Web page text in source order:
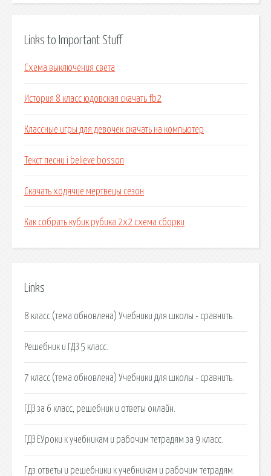
Links to Important Stuff
Схема выключения света
История 8 класс юдовская скачать fb2
Классные игры для девочек скачать на компьютер
Текст песни i believe bosson
Скачать ходячие мертвецы сезон
Как собрать кубик рубика 2х2 схема сборки
Links
8 класс (тема обновлена) Учебники для школы - сравнить.
Решебник и ГДЗ 5 класс.
7 класс (тема обновлена) Учебники для школы - сравнить.
ГДЗ за 6 класс, решебник и ответы онлайн.
ГДЗ ЕУроки к учебникам и рабочим тетрадям за 9 класс.
Гдз ответы и решебники к учебникам и рабочим тетрадям.